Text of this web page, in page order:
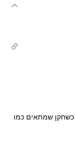
שמתאים כמו